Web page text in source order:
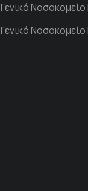
Γενικό
Γενικό